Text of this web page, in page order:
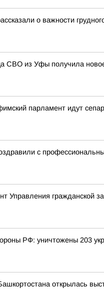
о важности
СВО из Уфы получила
парламент идут
с
Управления гражданской
РФ: уничтожены 203
открылась